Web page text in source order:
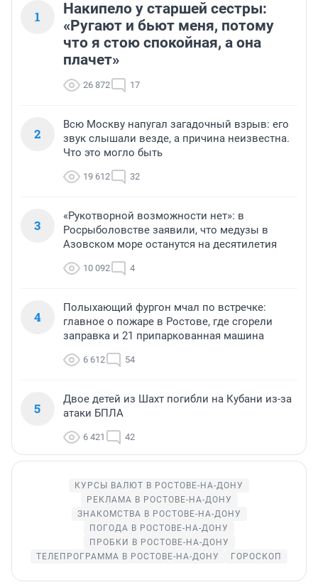
1
Накипело у старшей сестры:
«Ругают и бьют меня, потому
что я стою спокойная, а она
плачет»
26 872 17
2
Всю Москву напугал загадочный взрыв: его
звук слышали везде, а причина неизвестна.
Что это могло быть
19 612 32
3
«Рукотворной возможности нет»: в
Росрыболовстве заявили, что медузы в
Азовском море останутся на десятилетия
10 092 4
4
Полыхающий фургон мчал по встречке:
главное о пожаре в Ростове, где сгорели
заправка и 21 припаркованная машина
6 612 54
5
Двое детей из Шахт погибли на Кубани из-за
атаки БПЛА
6 421 42
КУРСЫ ВАЛЮТ В РОСТОВЕ-НА-ДОНУ
РЕКЛАМА В РОСТОВЕ-НА-ДОНУ
ЗНАКОМСТВА В РОСТОВЕ-НА-ДОНУ
ПОГОДА В РОСТОВЕ-НА-ДОНУ
ПРОБКИ В РОСТОВЕ-НА-ДОНУ
ТЕЛЕПРОГРАММА В РОСТОВЕ-НА-ДОНУ
ГОРОСКОП